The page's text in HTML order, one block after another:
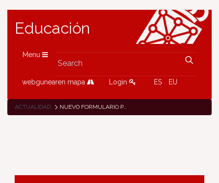
Educación
Menu
webgunearen mapa Login ES EU
ACTUALIDAD NUEVO FORMULARIO PARA LA SOLICITUD DE SELLOS DE CALIDAD NACIONAL ETWINNING